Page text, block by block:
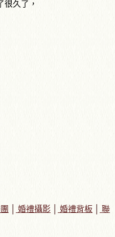
很久了，
婚禮攝影 婚禮背板
聯